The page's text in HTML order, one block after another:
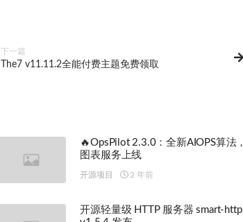
下一篇
The7 v11.11.2全能付费主题免费领取
🔥OpsPilot 2.3.0：全新AIOPS算法，
图表服务上线
开源项目 2 年前
开源轻量级 HTTP 服务器 smart-http